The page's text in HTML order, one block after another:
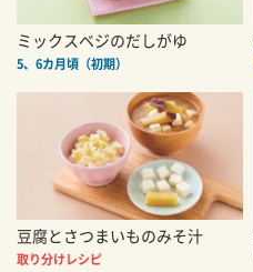
ミックスベジのだしがゆ
5、6カ月頃（初期）
豆腐とさつまいものみそ汁
取り分けレシピ